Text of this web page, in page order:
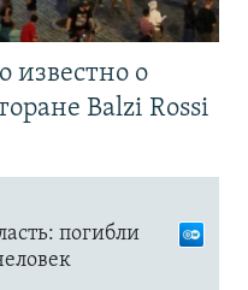
известно о
Balzi Rossi